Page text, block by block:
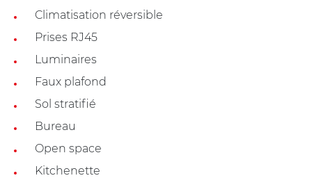
Climatisation réversible
Prises RJ45
Luminaires
Faux plafond
Sol stratifié
Bureau
Open space
Kitchenette